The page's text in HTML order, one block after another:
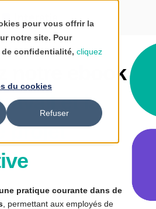
pour vous offrir la
notre site. Pour
confidentialité, cliquez
du cookies
Refuser
notre ebook
et la
projet
pratique courante dans de
, permettant aux employés de